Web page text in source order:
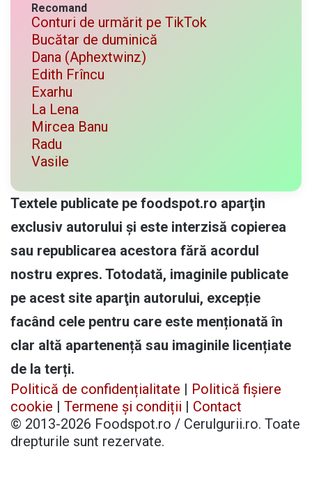
Recomand
Conturi de urmărit pe TikTok
Bucătar de duminică
Dana (Aphextwinz)
Edith Frîncu
Exarhu
La Lena
Mircea Banu
Radu
Vasile
Textele publicate pe foodspot.ro aparţin
exclusiv autorului și este interzisă copierea
sau republicarea acestora fără acordul
nostru expres. Totodată, imaginile publicate
pe acest site aparţin autorului, excepție
facând cele pentru care este menționată în
clar altă apartenență sau imaginile licențiate
de la terți.
Politică de confidențialitate | Politică fișiere
cookie | Termene și condiții | Contact
© 2013-2026 Foodspot.ro / Cerulgurii.ro. Toate
drepturile sunt rezervate.